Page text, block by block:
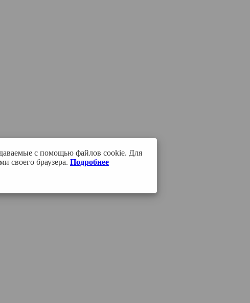
с помощью файлов cookie. Для
своего браузера. Подробнее